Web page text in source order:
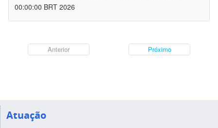
00:00:00 BRT 2026
Anterior Próximo
Atuação